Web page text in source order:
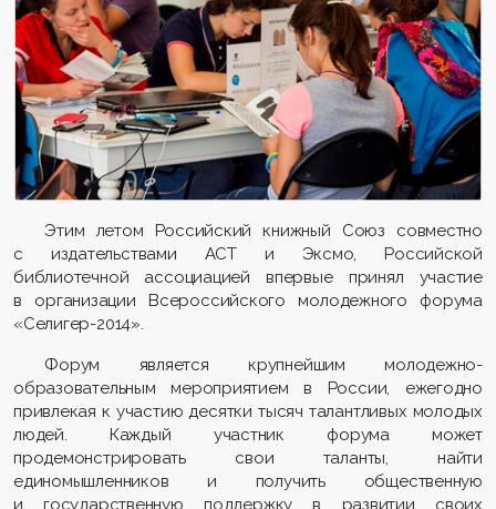
Этим летом Российский книжный Союз совместно
с издательствами АСТ и Эксмо, Российской
библиотечной ассоциацией впервые принял участие
в организации Всероссийского молодежного форума
«Селигер-2014».
Форум является крупнейшим молодежно-
образовательным мероприятием в России, ежегодно
привлекая к участию десятки тысяч талантливых молодых
людей. Каждый участник форума может
продемонстрировать свои таланты, найти
единомышленников и получить общественную
и государственную поддержку в развитии своих